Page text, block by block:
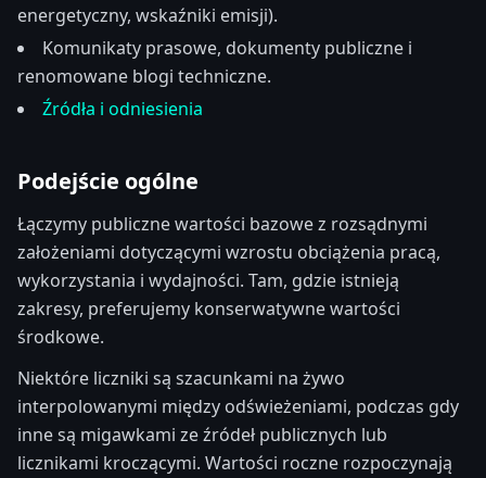
energetyczny, wskaźniki emisji).
Komunikaty prasowe, dokumenty publiczne i
renomowane blogi techniczne.
Źródła i odniesienia
Podejście ogólne
Łączymy publiczne wartości bazowe z rozsądnymi
założeniami dotyczącymi wzrostu obciążenia pracą,
wykorzystania i wydajności. Tam, gdzie istnieją
zakresy, preferujemy konserwatywne wartości
środkowe.
Niektóre liczniki są szacunkami na żywo
interpolowanymi między odświeżeniami, podczas gdy
inne są migawkami ze źródeł publicznych lub
licznikami kroczącymi. Wartości roczne rozpoczynają